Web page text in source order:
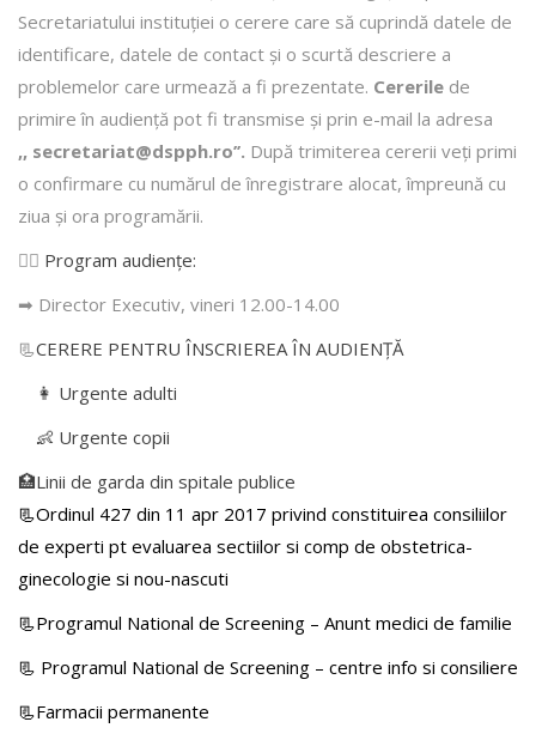
Secretariatului instituției o cerere care să cuprindă datele de
identificare, datele de contact şi o scurtă descriere a
problemelor care urmează a fi prezentate. Cererile de
primire în audienţă pot fi transmise şi prin e-mail la adresa
,, secretariat@dspph.ro’’. După trimiterea cererii veţi primi
o confirmare cu numărul de înregistrare alocat, împreună cu
ziua şi ora programării.
👩‍⚕️ Program audiențe:
➡ Director Executiv, vineri 12.00-14.00
📃CERERE PENTRU ÎNSCRIEREA ÎN AUDIENŢĂ
👩 Urgente adulti
👶 Urgente copii
🏥Linii de garda din spitale publice
📃Ordinul 427 din 11 apr 2017 privind constituirea consiliilor
de experti pt evaluarea sectiilor si comp de obstetrica-
ginecologie si nou-nascuti
📃Programul National de Screening – Anunt medici de familie
📃 Programul National de Screening – centre info si consiliere
📃Farmacii permanente